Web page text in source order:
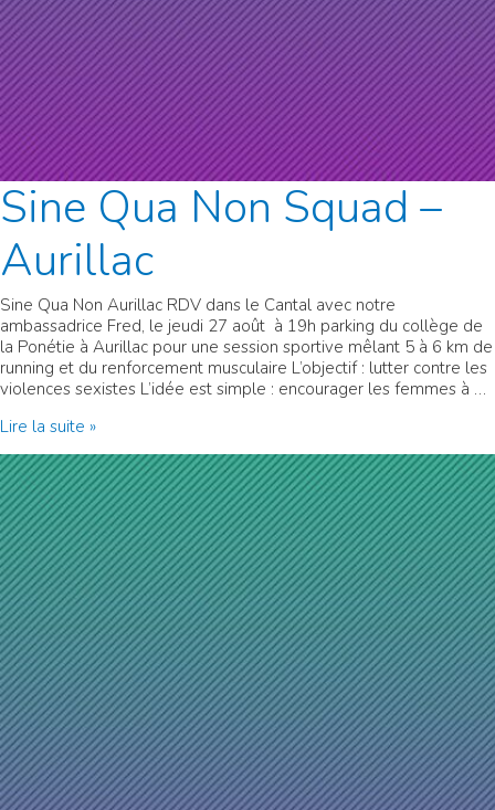
Sine Qua Non Squad –
Aurillac
Sine Qua Non Aurillac RDV dans le Cantal avec notre
ambassadrice Fred, le jeudi 27 août à 19h parking du collège de
la Ponétie à Aurillac pour une session sportive mêlant 5 à 6 km de
running et du renforcement musculaire L’objectif : lutter contre les
violences sexistes L’idée est simple : encourager les femmes à …
Sine
Non
Squad
–
Aurillac
Lire la suite »